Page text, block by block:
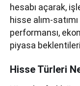
hesabı açarak,
hisse alım-
performansı,
piyasa
Hisse Türleri